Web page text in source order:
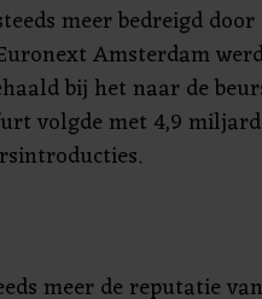
meer bedreigd door
Amsterdam
bij het naar de
volgde met 4,9
meer de reputatie